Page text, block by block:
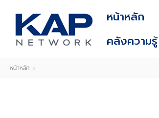
REGISTER
หน้าหลัก
คลังความรู้
หน้าหลัก >